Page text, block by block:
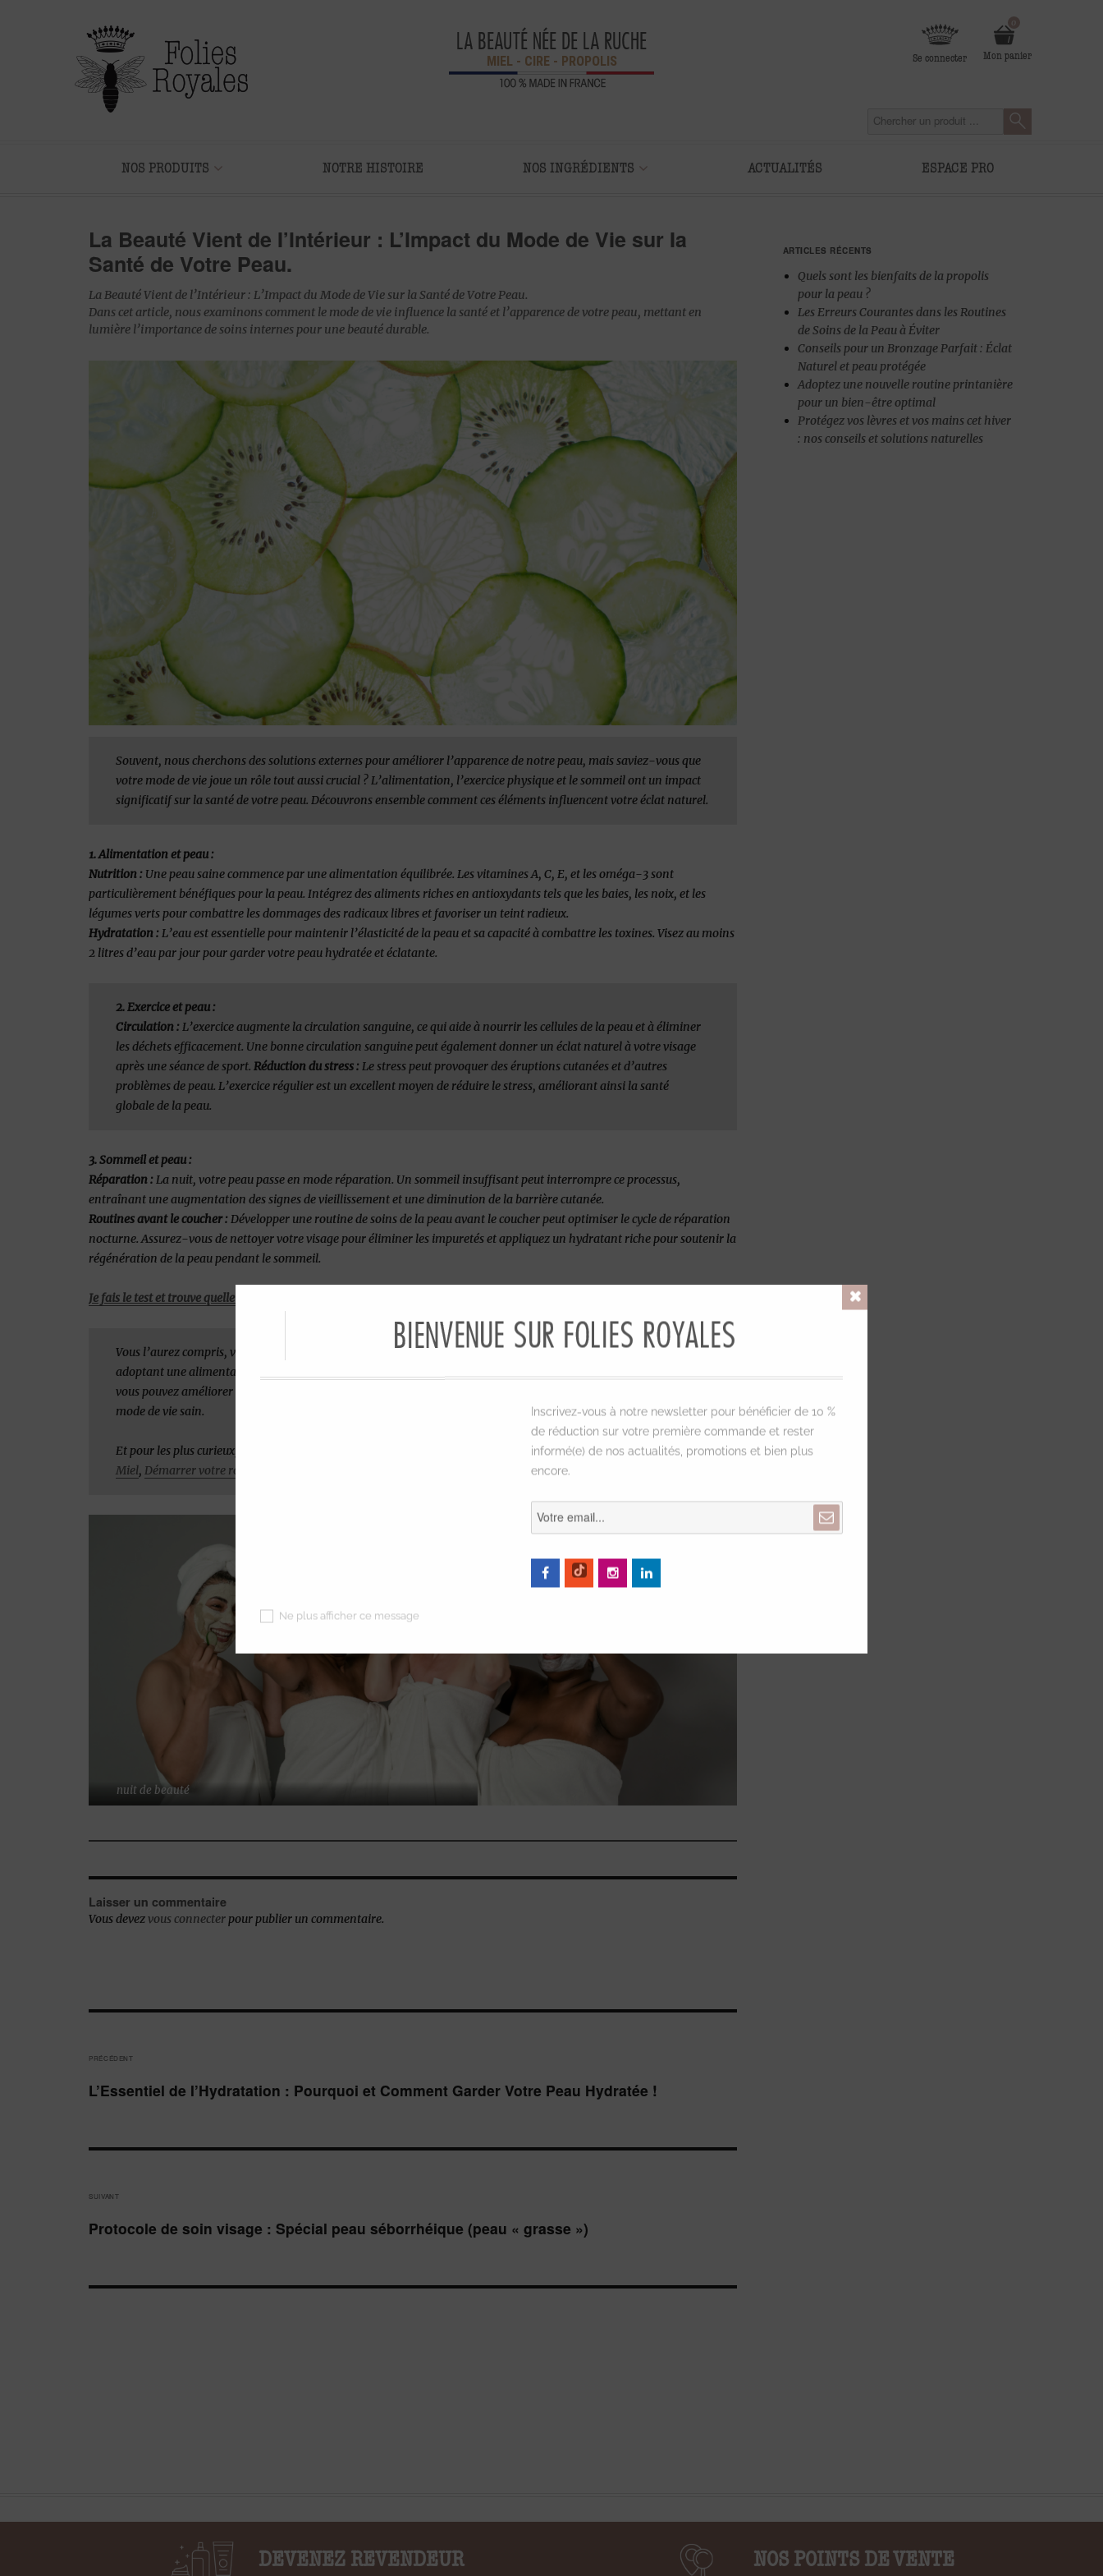
LA BEAUTÉ NÉE DE LA RUCHE
MIEL - CIRE - PROPOLIS
0
Mon panier
Se connecter
NOS PRODUITS NOTRE HISTOIRE NOS INGRÉDIENTS ACTUALITÉS ESPACE PRO
La Beauté Vient de l’Intérieur : L’Impact du Mode de Vie sur la
Santé de Votre Peau.
La Beauté Vient de l’Intérieur : L’Impact du Mode de Vie sur la Santé de Votre Peau.
Dans cet article, nous examinons comment le mode de vie influence la santé et l’apparence de votre peau, mettant en
lumière l’importance de soins internes pour une beauté durable.
Souvent, nous cherchons des solutions externes pour améliorer l’apparence de notre peau, mais saviez-vous que
votre mode de vie joue un rôle tout aussi crucial ? L’alimentation, l’exercice physique et le sommeil ont un impact
significatif sur la santé de votre peau. Découvrons ensemble comment ces éléments influencent votre éclat naturel.
1. Alimentation et peau :
Nutrition : Une peau saine commence par une alimentation équilibrée. Les vitamines A, C, E, et les oméga-3 sont
particulièrement bénéfiques pour la peau. Intégrez des aliments riches en antioxydants tels que les baies, les noix, et les
légumes verts pour combattre les dommages des radicaux libres et favoriser un teint radieux.
Hydratation :L’eau est essentielle pour maintenir l’élasticité de la peau et sa capacité à combattre les toxines. Visez au moins
2 litres d’eau par jour pour garder votre peau hydratée et éclatante.
2. Exercice et peau :
Circulation : L’exercice augmente la circulation sanguine, ce qui aide à nourrir les cellules de la peau et à éliminer
les déchets efficacement. Une bonne circulation sanguine peut également donner un éclat naturel à votre visage
après une séance de sport.Réduction du stress : Le stress peut provoquer des éruptions cutanées et d’autres
problèmes de peau. L’exercice régulier est un excellent moyen de réduire le stress, améliorant ainsi la santé
globale de la peau.
3. Sommeil et peau :
Réparation :La nuit, votre peau passe en mode réparation. Un sommeil insuffisant peut interrompre ce processus,
entraînant une augmentation des signes de vieillissement et une diminution de la barrière cutanée.
Routines avant le coucher :Développer une routine de soins de la peau avant le coucher peut optimiser le cycle de réparation
nocturne. Assurez-vous de nettoyer votre visage pour éliminer les impuretés et appliquez un hydratant riche pour soutenir la
régénération de la peau pendant le sommeil.
Je fais le test et trouve quelle est ma routine ici
Vous l’aurez compris, votre mode de vie a un impact profond sur la santé et l’apparence de votre peau. En
adoptant une alimentation saine, en restant actif et en veillant à obtenir suffisamment de sommeil réparateur,
vous pouvez améliorer significativement la vitalité de votre peau. Rappelez-vous, une peau saine est le reflet d’un
mode de vie sain.
Et pour les plus curieux, nous vous proposons de découvrir concrètement ce que nous vous proposons !Mangez du
Miel,Démarrer votre routine nuit avec de la propolis Chouchoutez votre peau après une exposition au soleil
nuit de beauté
Laisser un commentaire
Vous devezvous connecter pour publier un commentaire.
PRÉCÉDENT
Publication
L’Essentiel de l’Hydratation : Pourquoi et Comment Garder Votre Peau Hydratée !
SUIVANT
Publication
Protocole de soin visage : Spécial peau séborrhéique (peau « grasse »)
ARTICLES RÉCENTS
Quels sont les bienfaits de la propolis
pour la peau ?
Les Erreurs Courantes dans les Routines
de Soins de la Peau à Éviter
Conseils pour un Bronzage Parfait : Éclat
Naturel et peau protégée
Adoptez une nouvelle routine printanière
pour un bien-être optimal
Protégez vos lèvres et vos mains cet hiver
: nos conseils et solutions naturelles
DEVENEZ REVENDEUR NOS POINTS DE VENTE
BIENVENUE SUR FOLIES ROYALES
Inscrivez-vous à notre newsletter pour bénéficier de 10 %
de réduction sur votre première commande et rester
informé(e) de nos actualités, promotions et bien plus
encore.
Ne plus afficher ce message